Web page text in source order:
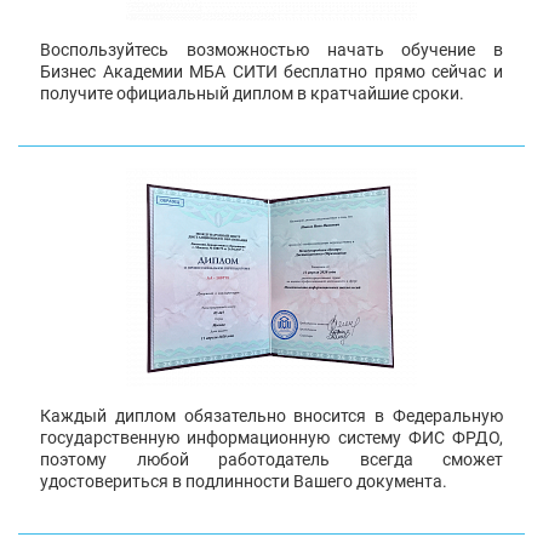
Воспользуйтесь возможностью начать обучение в
Бизнес Академии МБА СИТИ бесплатно прямо сейчас и
получите официальный диплом в кратчайшие сроки.
Каждый диплом обязательно вносится в Федеральную
государственную информационную систему ФИС ФРДО,
поэтому любой работодатель всегда сможет
удостовериться в подлинности Вашего документа.